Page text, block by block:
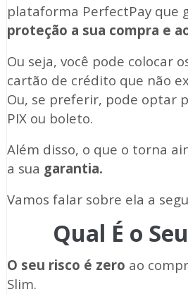
plataforma PerfectPay que
proteção a sua compra e
Ou seja, você pode colocar
cartão de crédito que não
Ou, se preferir, pode optar
PIX ou boleto.
Além disso, o que o torna
a sua garantia.
Vamos falar sobre ela a
Qual É o
O seu risco é zero ao
Slim.